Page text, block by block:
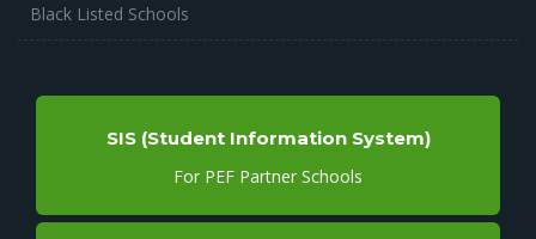
Black Listed Schools
SIS (Student Information System)
For PEF Partner Schools